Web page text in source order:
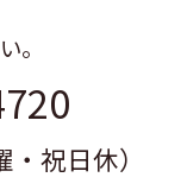
。
祝日休）